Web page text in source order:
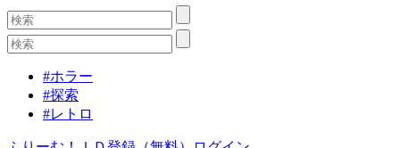
#ホラー
#探索
#レトロ